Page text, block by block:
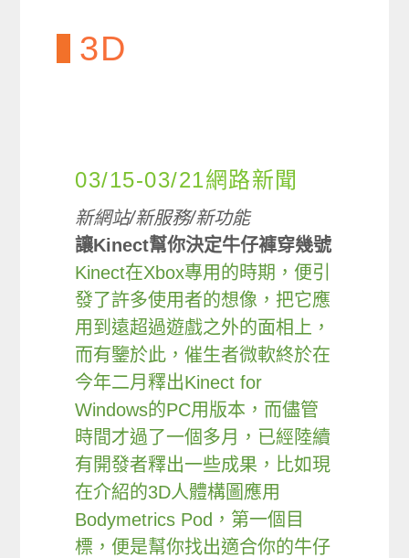
3D
03/15-03/21網路新聞
新網站/新服務/新功能
讓Kinect幫你決定牛仔褲穿幾號
Kinect在Xbox專用的時期，便引
發了許多使用者的想像，把它應
用到遠超過遊戲之外的面相上，
而有鑒於此，催生者微軟終於在
今年二月釋出Kinect for
Windows的PC用版本，而儘管
時間才過了一個多月，已經陸續
有開發者釋出一些成果，比如現
在介紹的3D人體構圖應用
Bodymetrics Pod，第一個目
標，便是幫你找出適合你的牛仔